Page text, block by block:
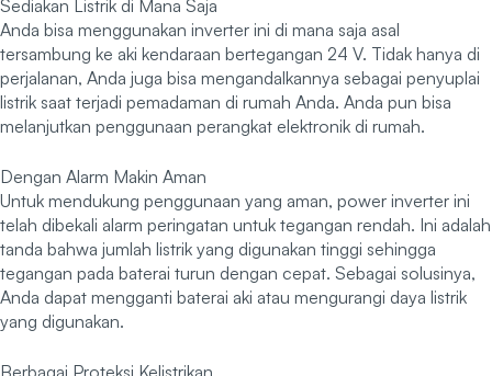
Sediakan Listrik di Mana Saja
Anda bisa menggunakan inverter ini di mana saja asal
tersambung ke aki kendaraan bertegangan 24 V. Tidak hanya di
perjalanan, Anda juga bisa mengandalkannya sebagai penyuplai
listrik saat terjadi pemadaman di rumah Anda. Anda pun bisa
melanjutkan penggunaan perangkat elektronik di rumah.
Dengan Alarm Makin Aman
Untuk mendukung penggunaan yang aman, power inverter ini
telah dibekali alarm peringatan untuk tegangan rendah. Ini adalah
tanda bahwa jumlah listrik yang digunakan tinggi sehingga
tegangan pada baterai turun dengan cepat. Sebagai solusinya,
Anda dapat mengganti baterai aki atau mengurangi daya listrik
yang digunakan.